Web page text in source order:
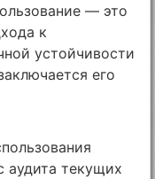
— это
к
устойчивости
его
аудита текущих